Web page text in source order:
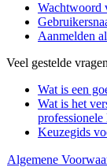
Wachtwoord
Aanmelden
Veel gestelde vragen
Wat is een
Wat is het
Keuzegids
Algemene